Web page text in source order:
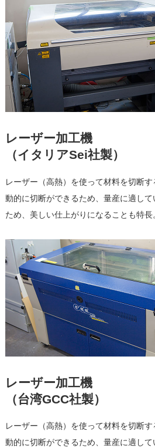
レーザー加工機
（イタリアSei社製）
レーザー（高熱）を使って材料を切断
動的に切断ができるため、量産に適し
ため、美しい仕上がりになることも特長
レーザー加工機
（台湾GCC社製）
レーザー（高熱）を使って材料を切断
動的に切断ができるため、量産に適し